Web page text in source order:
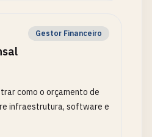
Gestor Financeiro
como o orçamento de
infraestrutura, software e